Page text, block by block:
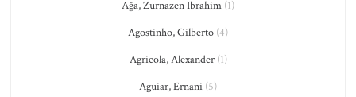
Ağa, Zurnazen Ibrahim (1)
Agostinho, Gilberto (4)
Agricola, Alexander(1)
Aguiar, Ernani (5)